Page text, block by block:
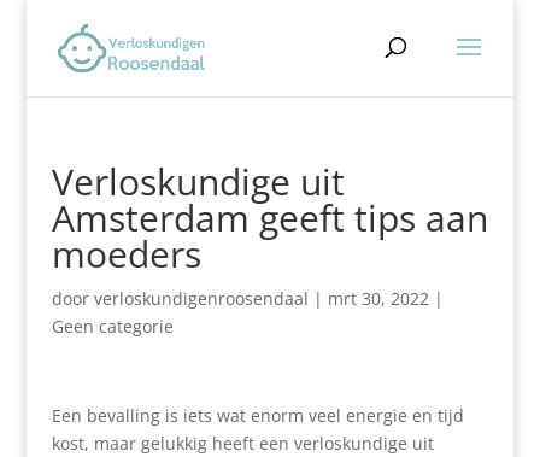
Verloskundige uit
Amsterdam geeft tips aan
moeders
door verloskundigenroosendaal | mrt 30, 2022|
Geen categorie
Een bevalling is iets wat enorm veel energie en tijd
kost, maar gelukkig heeft een verloskundige uit